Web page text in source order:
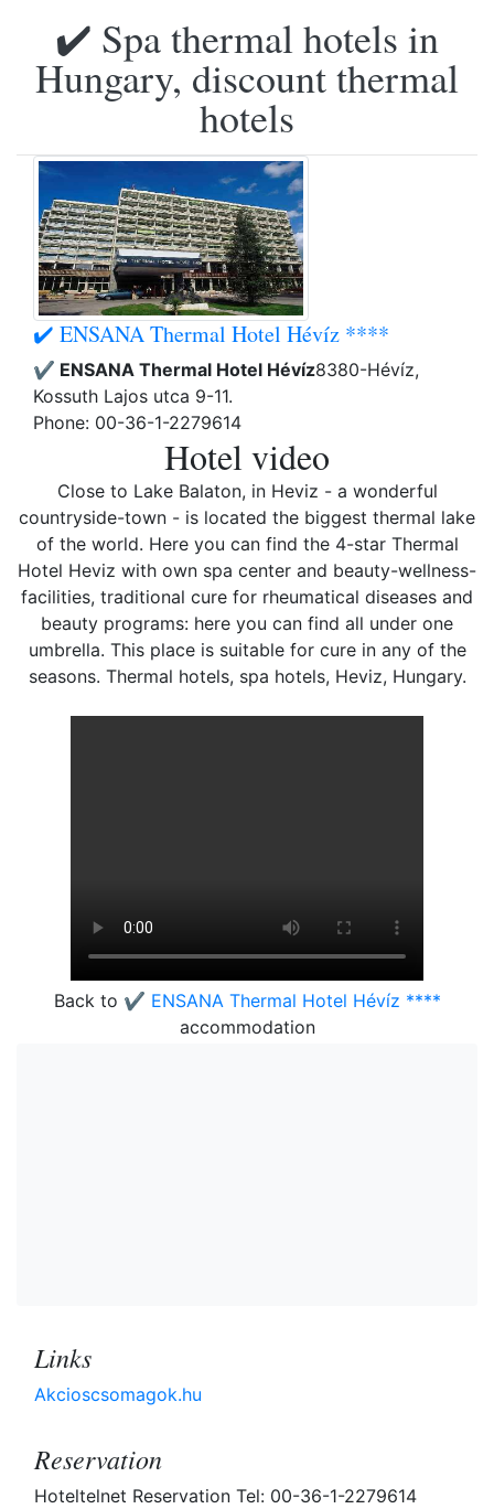
✔️ Spa thermal hotels in
Hungary, discount thermal
hotels
✔️ ENSANA Thermal Hotel Hévíz ****
✔️ ENSANA Thermal Hotel Hévíz8380-Hévíz,
Kossuth Lajos utca 9-11.
Phone: 00-36-1-2279614
Hotel video
Close to Lake Balaton, in Heviz - a wonderful
countryside-town - is located the biggest thermal lake
of the world. Here you can find the 4-star Thermal
Hotel Heviz with own spa center and beauty-wellness-
facilities, traditional cure for rheumatical diseases and
beauty programs: here you can find all under one
umbrella. This place is suitable for cure in any of the
seasons. Thermal hotels, spa hotels, Heviz, Hungary.
Back to ✔️ ENSANA Thermal Hotel Hévíz ****
accommodation
Links
Akcioscsomagok.hu
Reservation
Hoteltelnet Reservation Tel: 00-36-1-2279614